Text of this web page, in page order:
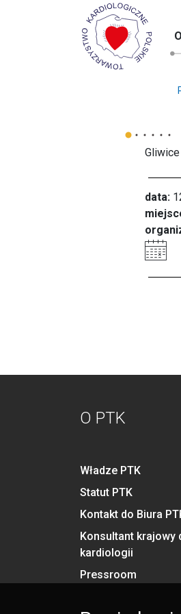
data:
O PTK
Władze PTK
Statut PTK
Kontakt do Biura
Konsultant krajowy
kardiologii
Pressroom